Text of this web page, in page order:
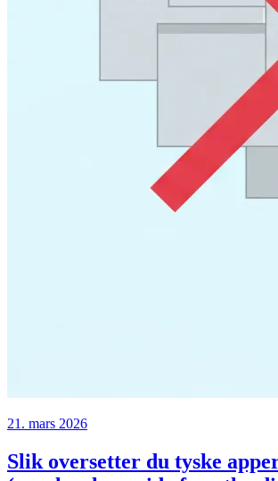
21. mars 2026
Slik oversetter du tyske